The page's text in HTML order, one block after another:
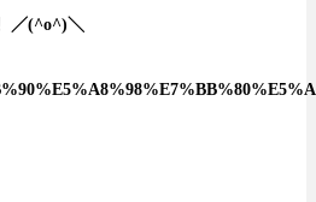
／(^o^)＼